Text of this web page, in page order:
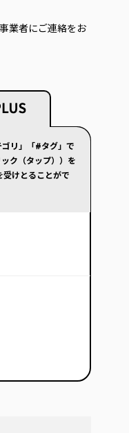
業者にご連絡をお
リ」「#タグ」で
ク（タップ））を
けとることがで